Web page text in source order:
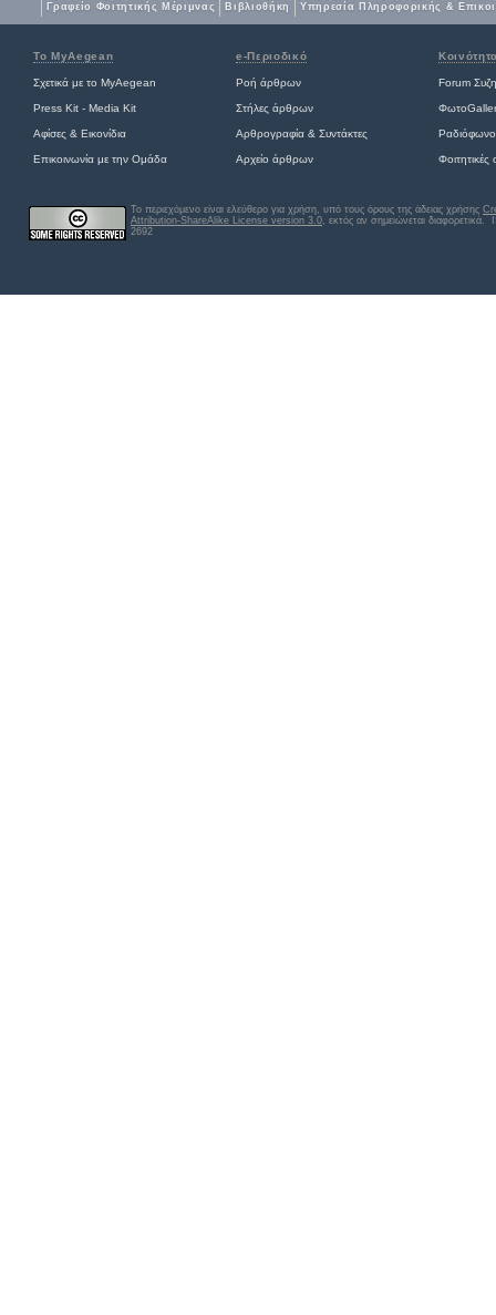
Γραφείο Φοιτητικής Μέριμνας Βιβλιοθήκη Yπηρεσία Πληροφορικής &
Το MyAegean e-Περιοδικό
Σχετικά με το MyAegean Ροή άρθρων Forum
Press Kit - Media Kit Στήλες άρθρων
Αφίσες & Εικονίδια Αρθρογραφία & Συντάκτες Ραδιόφωνο
Επικοινωνία με την Ομάδα Αρχείο άρθρων
Το περιεχόμενο είναι ελεύθερο για χρήση, υπό τους όρους της άδειας χρήσης
Attribution-ShareAlike License version 3.0, εκτός αν σημειώνεται διαφορετικά.
2692